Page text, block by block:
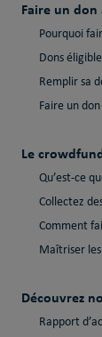
Faire un don
Pourquoi
Dons
Remplir sa
Faire un
Le
Qu’est-ce
Collectez
Comment
Maîtriser
Découvrez
Rapport